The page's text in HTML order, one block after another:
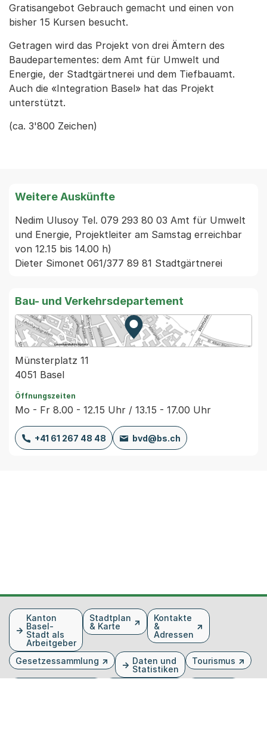
Gratisangebot Gebrauch gemacht und einen von
bisher 15 Kursen besucht.
Getragen wird das Projekt von drei Ämtern des
Baudepartementes: dem Amt für Umwelt und
Energie, der Stadtgärtnerei und dem Tiefbauamt.
Auch die «Integration Basel» hat das Projekt
unterstützt.
(ca. 3'800 Zeichen)
Weitere Auskünfte
Nedim Ulusoy Tel. 079 293 80 03 Amt für Umwelt
und Energie, Projektleiter am Samstag erreichbar
von 12.15 bis 14.00 h)
Dieter Simonet 061/377 89 81 Stadtgärtnerei
Bau- und Verkehrsdepartement
Zur Karte von MapBS.
Externer Link, wird in einem
Münsterplatz 11
4051 Basel
Öffnungszeiten
Mo - Fr 8.00 - 12.15 Uhr / 13.15 - 17.00 Uhr
+41 61 267 48 48 bvd@bs.ch
FusszeileKanton
Basel-
Stadt als
Arbeitgeber
Stadtplan
& Karte
Kontakte
&
Adressen
Gesetzessammlung
Daten und
Statistiken
Tourismus